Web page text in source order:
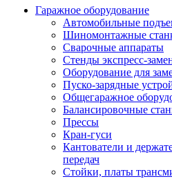
Гаражное оборудование
Автомобильные
Шиномонтажные
Сварочные аппараты
Стенды экспресс-
Оборудование для
Пуско-зарядные
Общегаражное
Балансировочные
Прессы
Кран-гуси
Кантователи и
передач
Стойки, платы